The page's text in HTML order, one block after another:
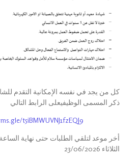
كل من يجد في نفسه الإمكانية التقدم
ذكر المسمى الوظيفيعلى الرابط التالي
t5iBMWUVNJ1fzEQJ9
أخر موعد لتلقي الطلبات حتى نهاية
الثلاثاء 23/06/2026